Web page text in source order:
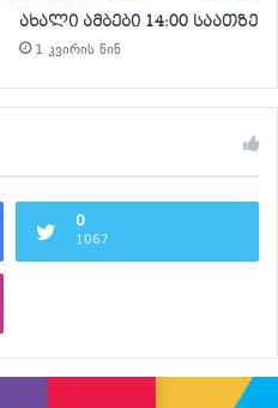
ახალი ამბები 14:00 საათზე
1 კვირის წინ
0
1067